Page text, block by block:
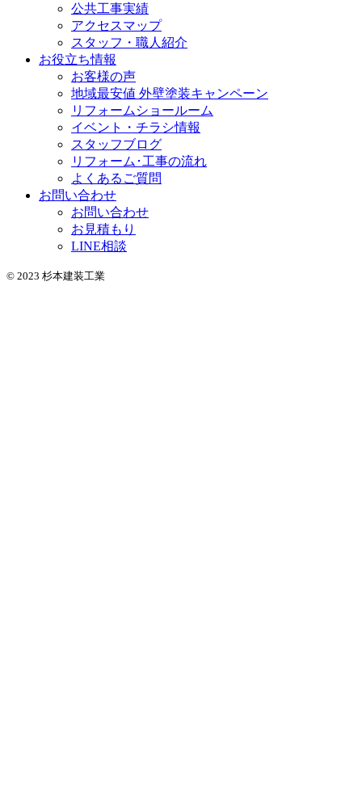
公共工事実績
アクセスマップ
スタッフ・職人紹介
お役立ち情報
お客様の声
地域最安値 外壁塗装キャンペーン
リフォームショールーム
イベント・チラシ情報
スタッフブログ
リフォーム･工事の流れ
よくあるご質問
お問い合わせ
お問い合わせ
お見積もり
LINE相談
© 2023 杉本建装工業